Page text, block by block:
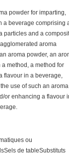
powder for imparting,
a beverage comprising
particles and a
aroma
aroma powder, an
method, a method for
flavour in a beverage,
use of such an aroma
or enhancing a flavour
ou
de tableSubstituts